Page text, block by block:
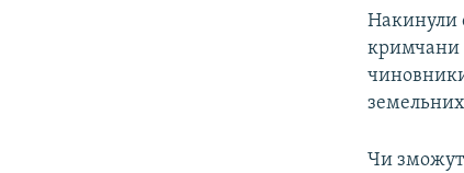
Накинули
кримчани
Чи